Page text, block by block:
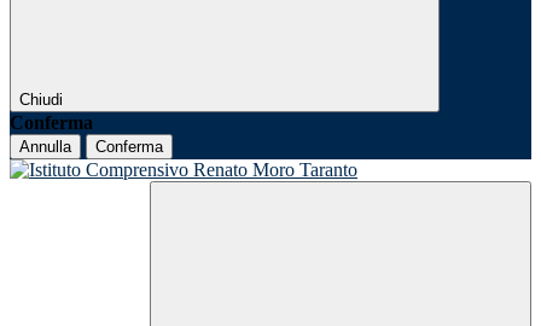
Chiudi
Conferma
Annulla Conferma